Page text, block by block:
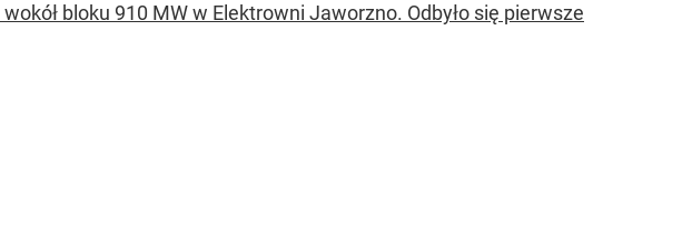
bloku 910 MW w Elektrowni Jaworzno. Odbyło się pierwsze